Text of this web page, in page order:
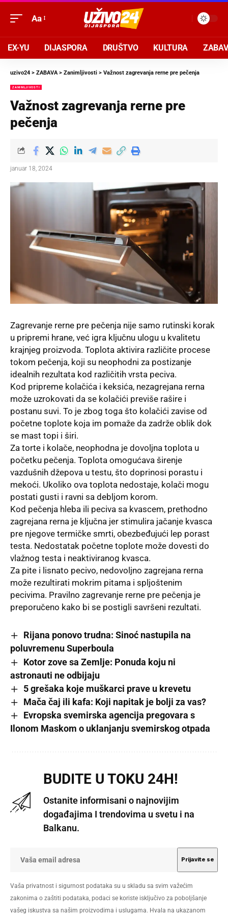
Aa
EX-YU DIJASPORA DRUŠTVO KULTURA
uzivo24 > ZABAVA> Zanimljivosti > Važnost zagrevanja rerne pre pečenja
ZANIMLJIVOSTI
Važnost zagrevanja rerne pre
pečenja
januar 18, 2024
Zagrevanje rerne pre pečenja nije samo rutinski korak
u pripremi hrane, već igra ključnu ulogu u kvalitetu
krajnjeg proizvoda. Toplota aktivira različite procese
tokom pečenja, koji su neophodni za postizanje
idealnih rezultata kod različitih vrsta peciva.
Kod pripreme kolačića i keksića, nezagrejana rerna
može uzrokovati da se kolačići previše rašire i
postanu suvi. To je zbog toga što kolačići zavise od
početne toplote koja im pomaže da zadrže oblik dok
se mast topi i širi.
Za torte i kolače, neophodna je dovoljna toplota u
početku pečenja. Toplota omogućava širenje
vazdušnih džepova u testu, što doprinosi porastu i
mekoći. Ukoliko ova toplota nedostaje, kolači mogu
postati gusti i ravni sa debljom korom.
Kod pečenja hleba ili peciva sa kvascem, prethodno
zagrejana rerna je ključna jer stimulira jačanje kvasca
pre njegove termičke smrti, obezbeđujući lep porast
testa. Nedostatak početne toplote može dovesti do
vlažnog testa i neaktiviranog kvasca.
Za pite i lisnato pecivo, nedovoljno zagrejana rerna
može rezultirati mokrim pitama i spljoštenim
pecivima. Pravilno zagrevanje rerne pre pečenja je
preporučeno kako bi se postigli savršeni rezultati.
Rijana ponovo trudna: Sinoć nastupila na
poluvremenu Superboula
Kotor zove sa Zemlje: Ponuda koju ni
astronauti ne odbijaju
5 grešaka koje muškarci prave u krevetu
Mača čaj ili kafa: Koji napitak je bolji za vas?
Evropska svemirska agencija pregovara s
Ilonom Maskom o uklanjanju svemirskog otpada
BUDITE U TOKU 24H!
Ostanite informisani o najnovijim
događajima I trendovima u svetu i na
Balkanu.
Vaša privatnost i sigurnost podataka su u skladu sa svim važećim
zakonima o zaštiti podataka, podaci se koriste isključivo za poboljšanje
vašeg iskustva sa našim proizvodima i uslugama. Hvala na ukazanom